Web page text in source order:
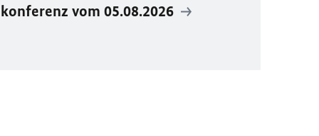
vom 05.08.2026